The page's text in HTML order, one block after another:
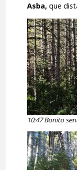
Asba,que
10:47 Bonito